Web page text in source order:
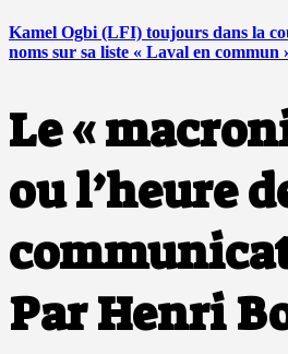
Kamel Ogbi (LFI) toujours dans la
noms sur sa liste « Laval en commun
Le «
ou l’heure
Par Henri